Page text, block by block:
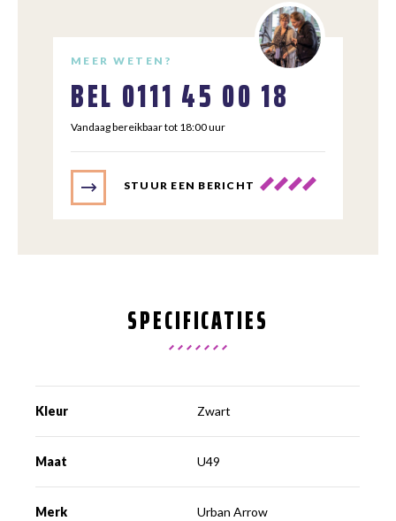
MEER WETEN?
BEL 0111 45 00 18
Vandaag bereikbaar tot 18:00 uur
STUUR EEN BERICHT
SPECIFICATIES
Kleur Zwart
Maat U49
Merk Urban Arrow